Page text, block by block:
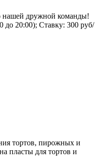
нашей дружной команды!
до 20:00); Ставку: 300 руб/
тортов, пирожных и
пласты для тортов и